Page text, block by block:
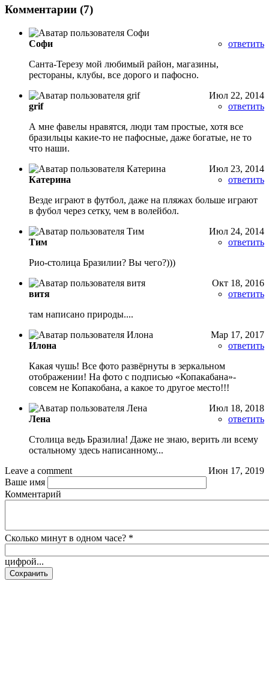
Комментарии (7)
Софи
ответить
Санта-Терезу мой любимый район, магазины,
рестораны, клубы, все дорого и пафосно.
Июл 22, 2014
grif
ответить
А мне фавелы нравятся, люди там простые, хотя все
бразильцы какие-то не пафосные, даже богатые, не то
что наши.
Июл 23, 2014
Катерина
ответить
Везде играют в футбол, даже на пляжах больше играют
в фубол через сетку, чем в волейбол.
Июл 24, 2014
Тим
ответить
Рио-столица Бразилии? Вы чего?)))
Окт 18, 2016
витя
ответить
там написано природы....
Мар 17, 2017
Илона
ответить
Какая чушь! Все фото развёрнуты в зеркальном
отображении! На фото с подписью «Копакабана»-
совсем не Копакобана, а какое то другое место!!!
Июл 18, 2018
Лена
ответить
Столица ведь Бразилиа! Даже не знаю, верить ли всему
остальному здесь написанному...
Июн 17, 2019
Leave a comment
Ваше имя
Комментарий
Сколько минут в одном часе? *
цифрой...